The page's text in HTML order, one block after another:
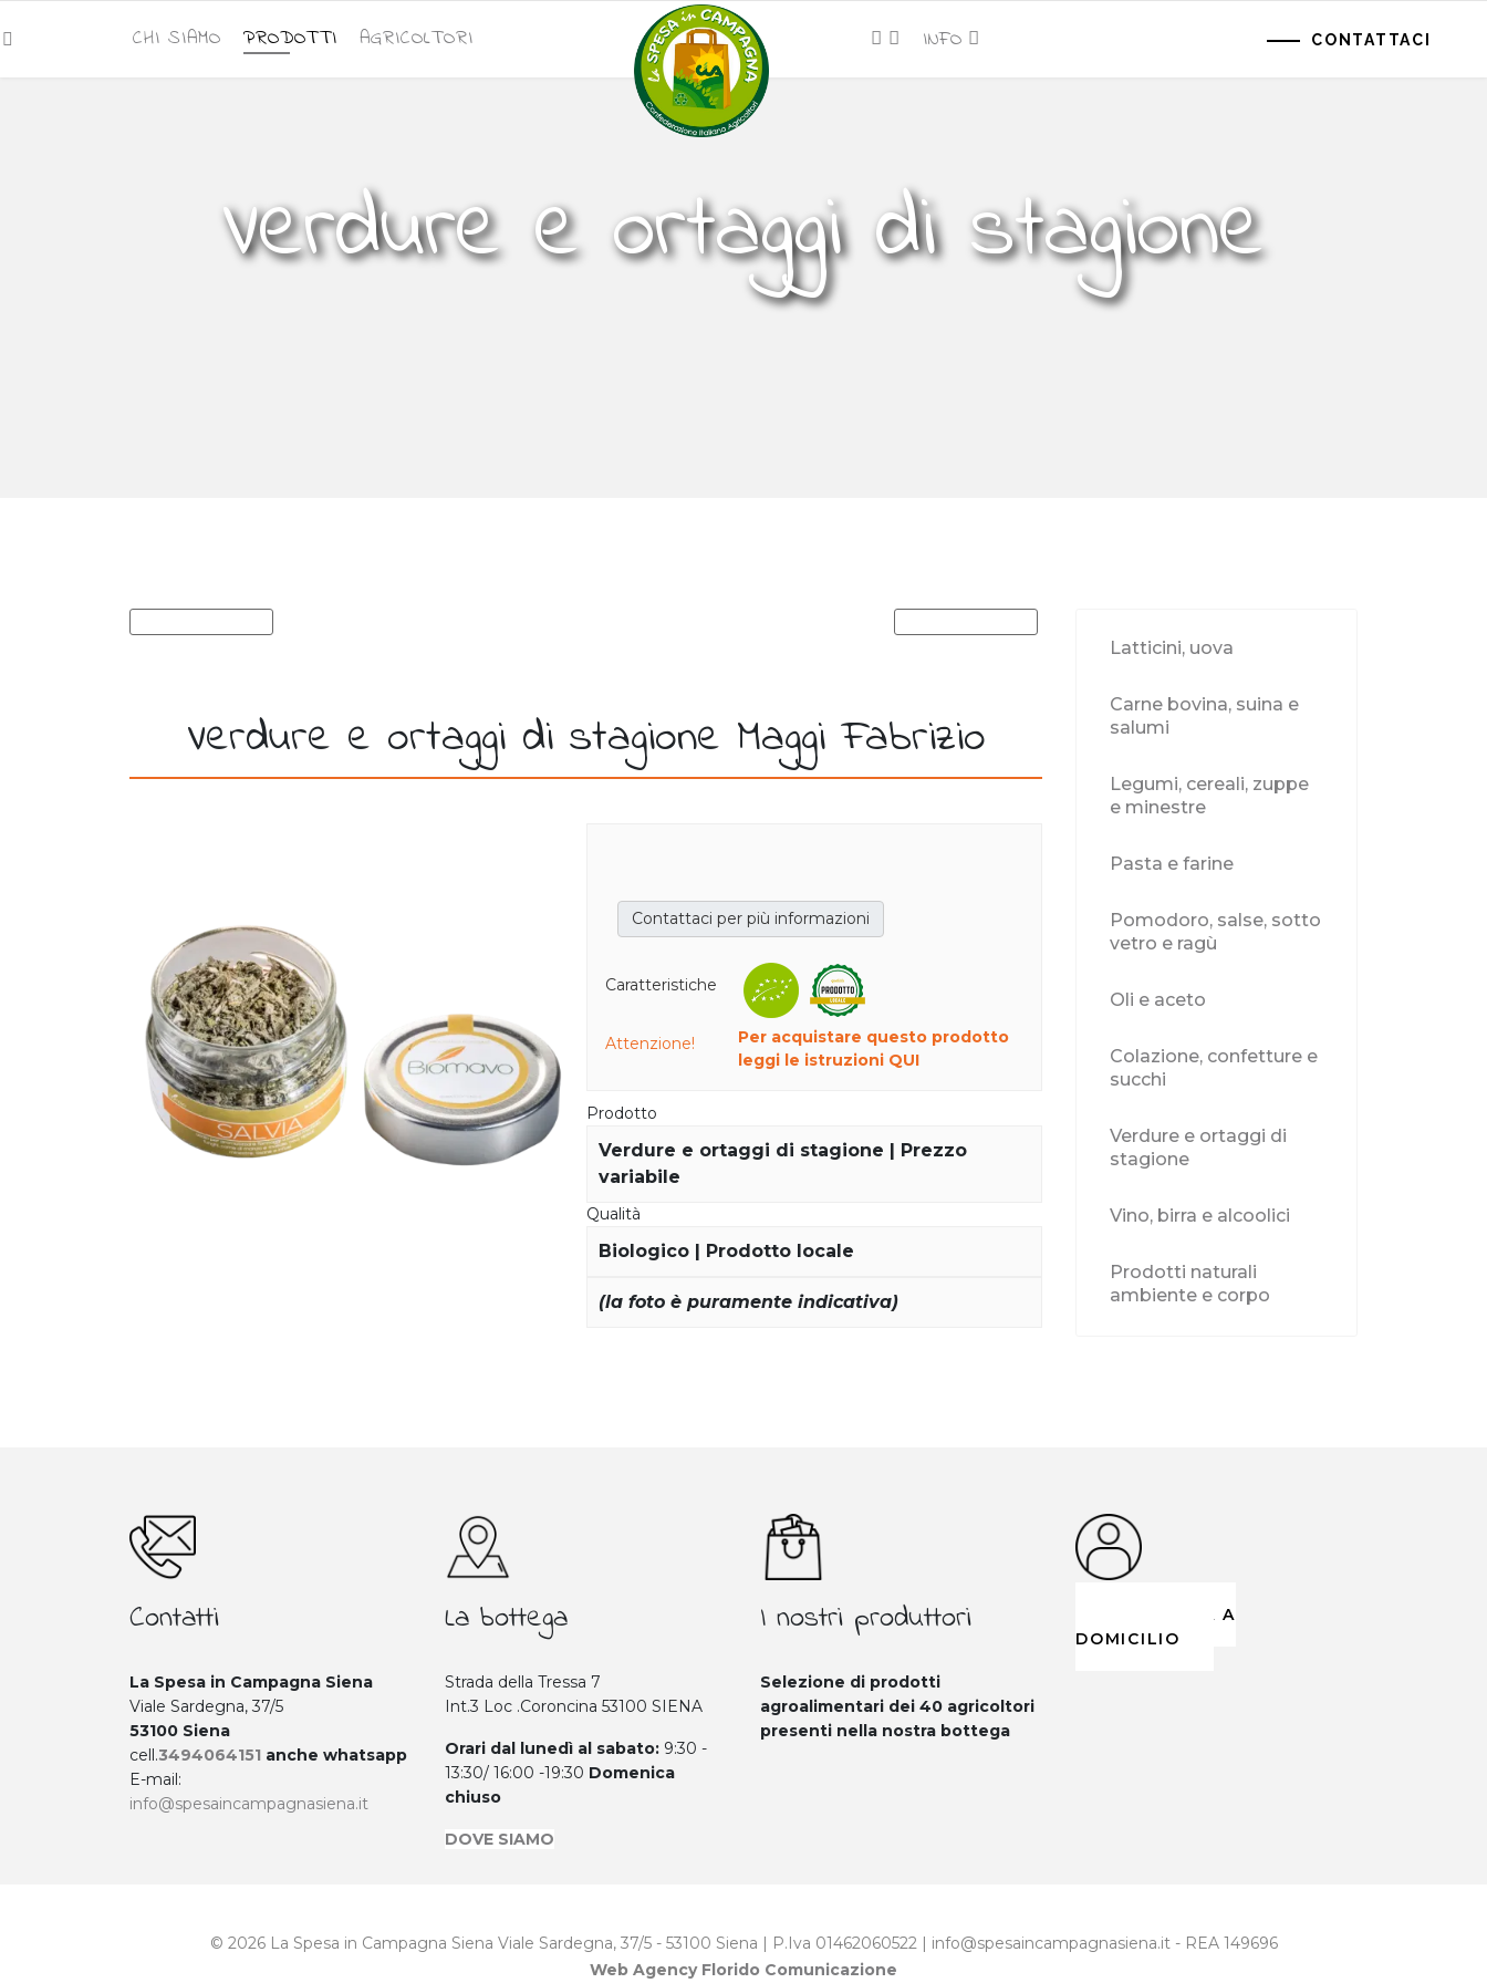
CHI SIAMO PRODOTTI AGRICOLTORI INFO CONTATTACI
Verdure e ortaggi di stagione
Verdure e ortaggi di stagione Maggi Fabrizio
Contattaci per più informazioni
Caratteristiche
Attenzione!
Per acquistare questo prodotto
leggi le istruzioni QUI
Prodotto
Verdure e ortaggi di stagione | Prezzo
variabile
Qualità
Biologico | Prodotto locale
(la foto è puramente indicativa)
Latticini, uova
Carne bovina, suina e
salumi
Legumi, cereali, zuppe
e minestre
Pasta e farine
Pomodoro, salse, sotto
vetro e ragù
Oli e aceto
Colazione, confetture e
succhi
Verdure e ortaggi di
stagione
Vino, birra e alcoolici
Prodotti naturali
ambiente e corpo
Contatti
La Spesa in Campagna Siena
Viale Sardegna, 37/5
53100 Siena
cell.3494064151 anche whatsapp
E-mail:
info@spesaincampagnasiena.it
La bottega
Strada della Tressa 7
Int.3 Loc .Coroncina 53100 SIENA
Orari dal lunedì al sabato: 9:30 -
13:30/ 16:00 -19:30 Domenica
chiuso
DOVE SIAMO
I nostri produttori
Selezione di prodotti
agroalimentari dei 40 agricoltori
presenti nella nostra bottega
CONSEGNA A
DOMICILIO
© 2026 La Spesa in Campagna Siena Viale Sardegna, 37/5 - 53100 Siena | P.Iva 01462060522 | info@spesaincampagnasiena.it - REA 149696
Web Agency Florido Comunicazione